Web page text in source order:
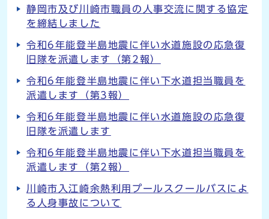
静岡市及び川崎市職員の人事交流に関する協定
を締結しました
令和6年能登半島地震に伴い水道施設の応急復
旧隊を派遣します（第2報）
令和6年能登半島地震に伴い下水道担当職員を
派遣します（第3報）
令和6年能登半島地震に伴い水道施設の応急復
旧隊を派遣します
令和6年能登半島地震に伴い下水道担当職員を
派遣します（第2報）
川崎市入江崎余熱利用プールスクールバスによ
る人身事故について